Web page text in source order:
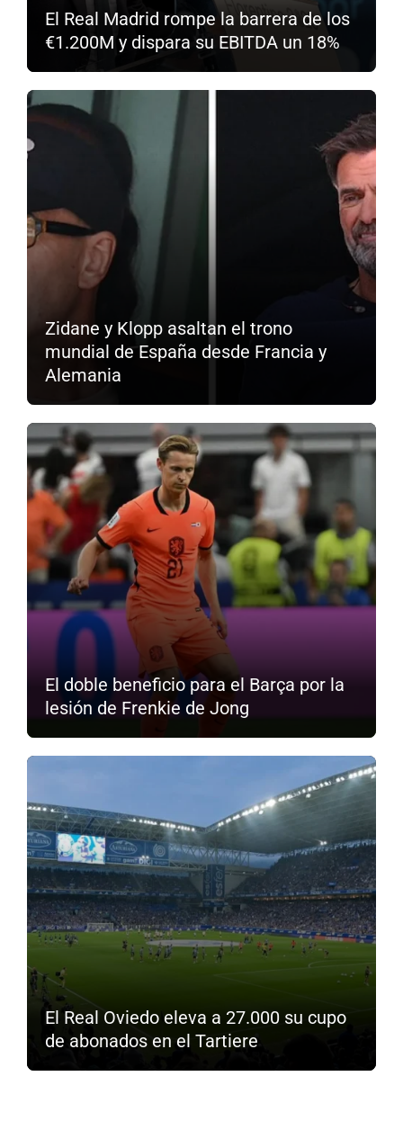
El Real Madrid rompe la barrera de los
€1.200M y dispara su EBITDA un 18%
Zidane y Klopp asaltan el trono
mundial de España desde Francia y
Alemania
El doble beneficio para el Barça por la
lesión de Frenkie de Jong
El Real Oviedo eleva a 27.000 su cupo
de abonados en el Tartiere